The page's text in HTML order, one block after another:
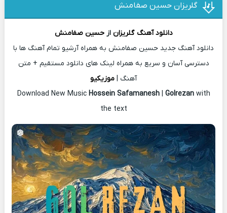
گلریزان حسین صفامنش
دانلود آهنگ گلریزان ازحسین صفامنش
دانلود آهنگ جدید حسین صفامنش به همراه آرشیو تمام آهنگ ها با
دسترسی آسان و سریع به همراه لینک های دانلود مستقیم + متن
آهنگ | موزیکیو
Download New Music Hossein Safamanesh| Golrezan with
the text